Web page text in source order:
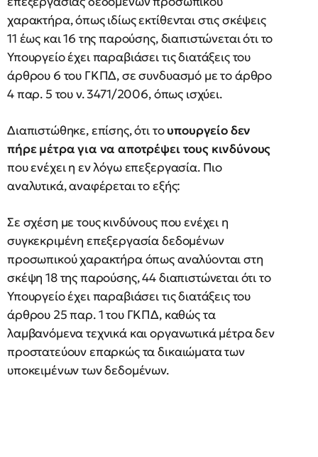
χαρακτήρα, όπως ιδίως εκτίθενται στις σκέψεις
11 έως και 16 της παρούσης, διαπιστώνεται ότι το
Υπουργείο έχει παραβιάσει τις διατάξεις του
άρθρου 6 του ΓΚΠΔ, σε συνδυασμό με το άρθρο
4 παρ. 5 του ν. 3471/2006, όπως ισχύει.
Διαπιστώθηκε, επίσης, ότιτουπουργείο δεν
πήρε μέτρα για να αποτρέψει τους κινδύνους
που ενέχει η εν λόγω επεξεργασία. Πιο
αναλυτικά, αναφέρεται το εξής:
Σε σχέση με τους κινδύνους που ενέχει η
συγκεκριμένη επεξεργασία δεδομένων
προσωπικού χαρακτήρα όπως αναλύονται στη
σκέψη 18 της παρούσης, 44 διαπιστώνεται ότι το
Υπουργείο έχει παραβιάσει τις διατάξεις του
άρθρου 25 παρ. 1 του ΓΚΠΔ, καθώς τα
λαμβανόμενα τεχνικά και οργανωτικά μέτρα δεν
προστατεύουν επαρκώς τα δικαιώματα των
υποκειμένων των δεδομένων.